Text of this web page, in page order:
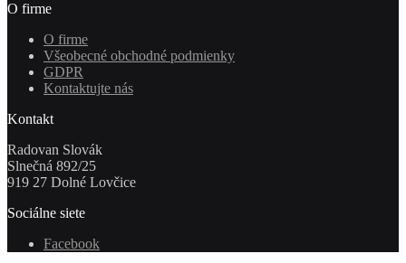
O firme
O firme
Všeobecné obchodné podmienky
GDPR
Kontaktujte nás
Kontakt
Radovan Slovák
Slnečná 892/25
919 27 Dolné Lovčice
Sociálne siete
Facebook